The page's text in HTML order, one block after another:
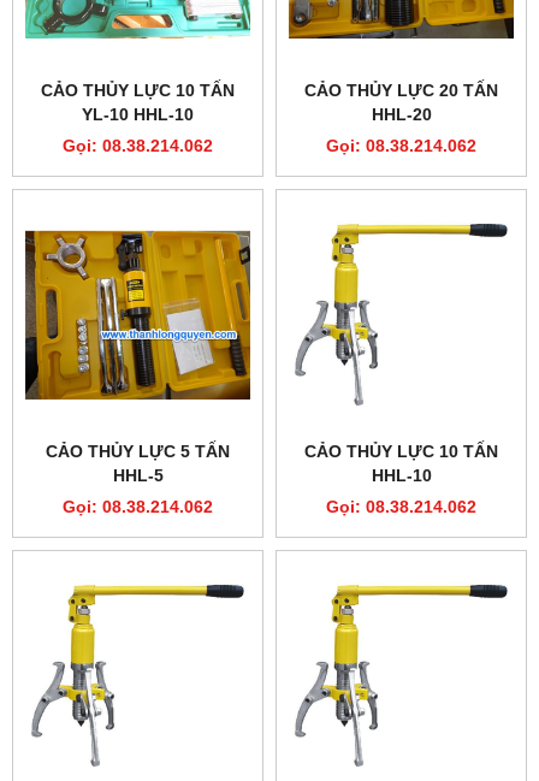
CẢO THỦY LỰC 10 TẤN
YL-10 HHL-10
Gọi: 08.38.214.062
CẢO THỦY LỰC 20 TẤN
HHL-20
Gọi: 08.38.214.062
CẢO THỦY LỰC 5 TẤN
HHL-5
Gọi: 08.38.214.062
CẢO THỦY LỰC 10 TẤN
HHL-10
Gọi: 08.38.214.062